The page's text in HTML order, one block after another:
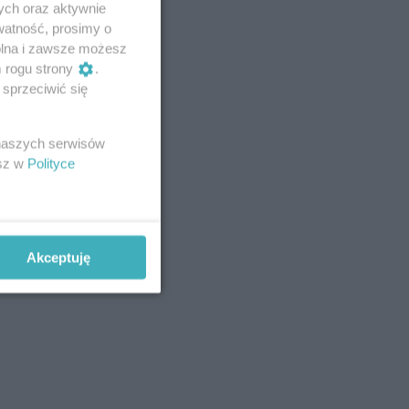
oraz aktywnie
prosimy o
i zawsze możesz
rogu strony
.
się
serwisów
w Polityce
Akceptuję